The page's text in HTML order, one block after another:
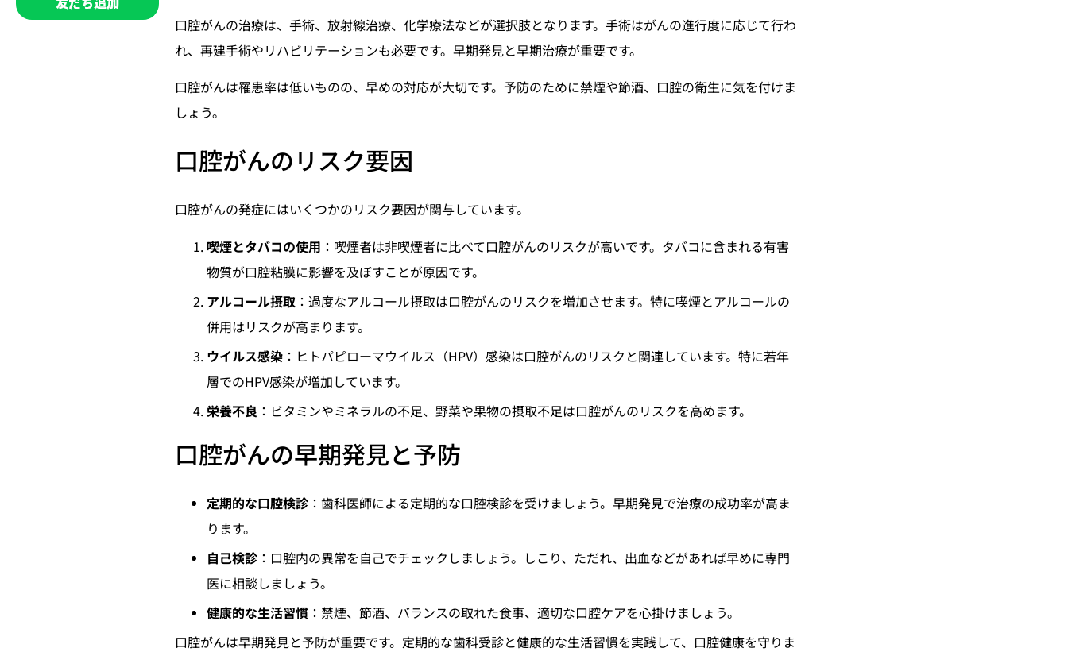
口腔がんの治療は、手術、放射線治療、化学療法などが選択肢となります。手術はがんの進行度に応じて行わ
れ、再建手術やリハビリテーションも必要です。早期発見と早期治療が重要です。
口腔がんは罹患率は低いものの、早めの対応が大切です。予防のために禁煙や節酒、口腔の衛生に気を付けま
しょう。
口腔がんのリスク要因
口腔がんの発症にはいくつかのリスク要因が関与しています。
喫煙とタバコの使用 ：喫煙者は非喫煙者に比べて口腔がんのリスクが高いです。タバコに含まれる有害
物質が口腔粘膜に影響を及ぼすことが原因です。
アルコール摂取 ：過度なアルコール摂取は口腔がんのリスクを増加させます。特に喫煙とアルコールの
併用はリスクが高まります。
ウイルス感染 ：ヒトパピローマウイルス（HPV）感染は口腔がんのリスクと関連しています。特に若年
層でのHPV感染が増加しています。
栄養不良 ：ビタミンやミネラルの不足、野菜や果物の摂取不足は口腔がんのリスクを高めます。
口腔がんの早期発見と予防
定期的な口腔検診 ：歯科医師による定期的な口腔検診を受けましょう。早期発見で治療の成功率が高ま
ります。
自己検診 ：口腔内の異常を自己でチェックしましょう。しこり、ただれ、出血などがあれば早めに専門
医に相談しましょう。
健康的な生活習慣 ：禁煙、節酒、バランスの取れた食事、適切な口腔ケアを心掛けましょう。
口腔がんは早期発見と予防が重要です。定期的な歯科受診と健康的な生活習慣を実践して、口腔健康を守りま